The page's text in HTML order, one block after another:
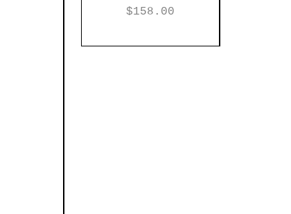
Precio
$158.00